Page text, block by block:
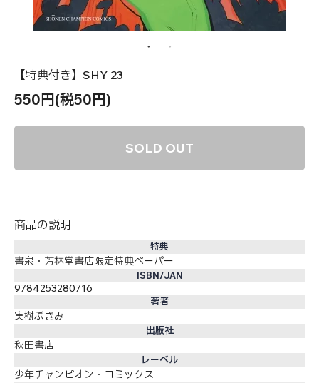
【特典付き】SHY 23
550円(税50円)
SOLD OUT
商品の説明
特典
書泉・芳林堂書店限定特典ペーパー
ISBN/JAN
9784253280716
著者
実樹ぶきみ
出版社
秋田書店
レーベル
少年チャンピオン・コミックス